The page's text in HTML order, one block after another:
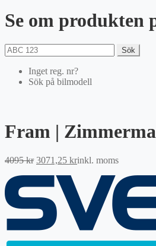
Se om produkten
Sök
Inget reg. nr?
Sök på bilmodell
Fram |
4095kr Det
4095 kr.
3071,25 krDet
är:
3071,25 kr.
inkl. moms